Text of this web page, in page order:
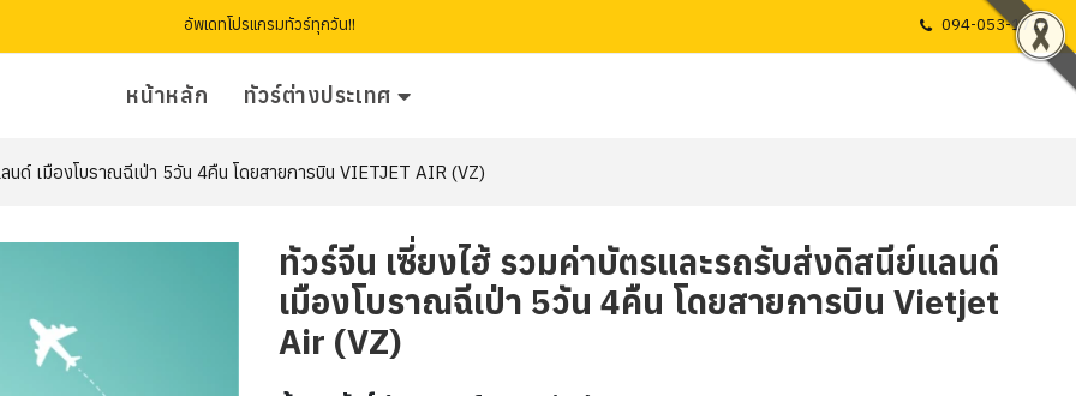
อัพเดทโปรแกรมทัวร์ทุกวัน!! 094-053-1725
หน้าหลัก ทัวร์ต่างประเทศ
ด์ เมืองโบราณฉีเป่า 5วัน 4คืน โดยสายการบิน VIETJET AIR (VZ)
ทัวร์จีน เซี่ยงไฮ้ รวมค่าบัตรและรถรับส่งดิสนีย์แลนด์
เมืองโบราณฉีเป่า 5วัน 4คืน โดยสายการบิน Vietjet
Air (VZ)